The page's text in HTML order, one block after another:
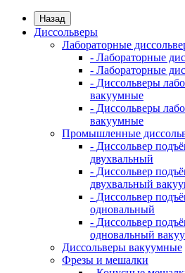
Назад
Диссольверы
Лабораторные
- Лабораторные
- Лабораторные
- Диссольверы
вакуумные
- Диссольверы
вакуумные
Промышленные
- Диссольвер
двухвальный
- Диссольвер
двухвальный
- Диссольвер
одновальный
- Диссольвер
одновальный
Диссольверы вакуумные
Фрезы и мешалки